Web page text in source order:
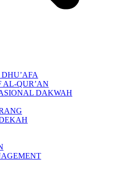
AL-QUR’AN
DAKWAH